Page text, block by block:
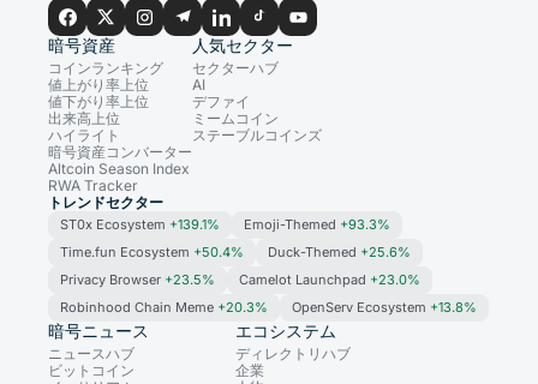
暗号資産
コインランキング
値上がり率上位
値下がり率上位
出来高上位
ハイライト
暗号資産コンバーター
Altcoin Season Index
RWA Tracker
人気セクター
セクターハブ
AI
デファイ
ミームコイン
ステーブルコインズ
トレンドセクター
ST0x Ecosystem +139.1% Emoji-Themed +93.3%
Time.fun Ecosystem +50.4% Duck-Themed +25.6%
Privacy Browser +23.5% Camelot Launchpad +23.0%
Robinhood Chain Meme +20.3% OpenServ Ecosystem +13.8%
暗号ニュース
ニュースハブ
ビットコイン
エコシステム
ディレクトリハブ
企業